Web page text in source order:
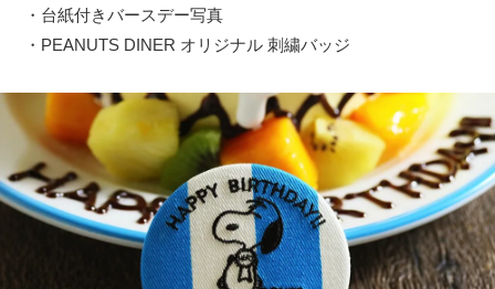
・台紙付きバースデー写真
・PEANUTS DINER オリジナル 刺繍バッジ